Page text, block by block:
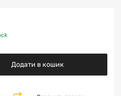
Додати в кошик